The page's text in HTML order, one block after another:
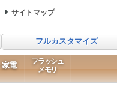
サイトマップ
フルカスタマイズ
家電
フラッシュ
メモリ